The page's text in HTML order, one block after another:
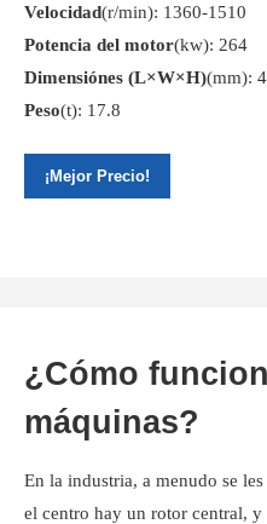
Velocidad(r/min): 1360-1510
Potencia del motor(kw): 264
Dimensiónes (L×W×H)(mm):
Peso(t): 17.8
¡Mejor Precio!
¿Cómo
máquinas?
En la industria, a menudo se
el centro hay un rotor central,